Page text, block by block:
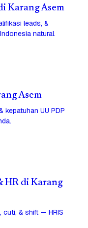
Karang Asem
leads, &
natural.
Asem
kepatuhan UU PDP
HR di Karang
cuti, & shift — HRIS